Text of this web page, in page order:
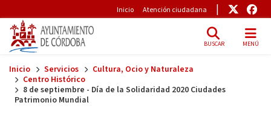
Pre-Header
Inicio Atención ciudadana Enlace
BUSCAR MENÚ
Inicio Servicios
Cultura, Ocio y Naturaleza
Centro Histórico
8 de septiembre - Día de la Solidaridad 2020 Ciudades
Patrimonio Mundial